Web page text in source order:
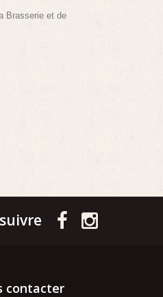
Brasserie et de
contacter